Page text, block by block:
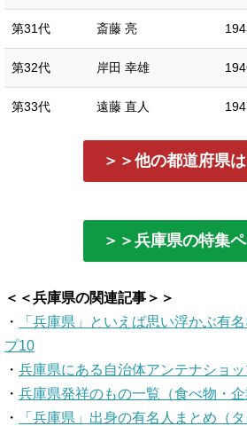
第31代 斎藤 亮
第32代 岸田 幸雄
第33代 遠藤 直人
＞＞他の都道府県
＞＞兵庫県の特集
＜＜兵庫県の関連記事＞＞
・
「兵庫県」といえば思い浮かぶ有
プ10
・ 兵庫県にある自治体アンテナショ
・ 兵庫県発祥のもの一覧（食べ物・企
・
「兵庫県」出身の有名人まとめ（